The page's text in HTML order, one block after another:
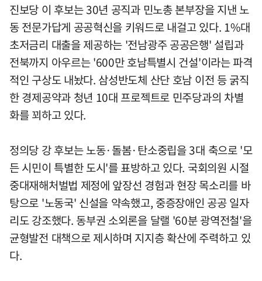
진보당 이 후보는 30년 공직과 민노총 본부장을 지낸 노
동 전문가답게 공공혁신을 키워드로 내걸고 있다. 1%대
초저금리 대출을 제공하는 '전남광주 공공은행' 설립과
전북까지 아우르는 '600만 호남특별시 건설'이라는 파격
적인 구상도 내놨다. 삼성반도체 산단 호남 이전 등 굵직
한 경제공약과 청년 10대 프로젝트로 민주당과의 차별
화를 꾀하고 있다.
정의당 강 후보는 노동·돌봄·탄소중립을 3대 축으로 '모
든 시민이 특별한 도시'를 표방하고 있다. 국회의원 시절
중대재해처벌법 제정에 앞장선 경험과 현장 목소리를 바
탕으로 '노동국' 신설을 약속했고, 중증장애인 공공 일자
리도 강조했다. 동부권 소외론을 달랠 '60분 광역전철'을
균형발전 대책으로 제시하며 지지층 확산에 주력하고 있
다.